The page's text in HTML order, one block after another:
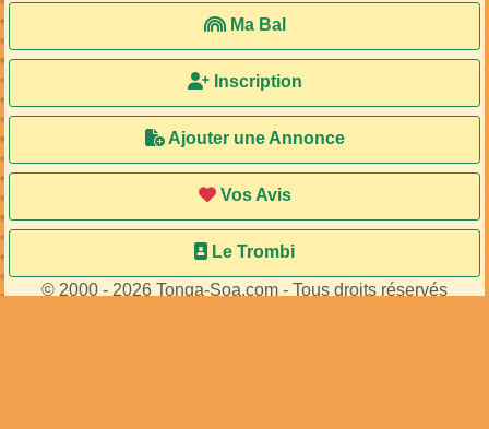
Ma Bal
Inscription
Ajouter une Annonce
Vos Avis
Le Trombi
© 2000 - 2026 Tonga-Soa.com - Tous droits réservés